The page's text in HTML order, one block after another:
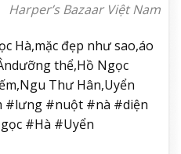
Harper’s Bazaar Việt Nam
Hà,mặc đẹp như sao,áo
thể,Hồ Ngọc
Thư Hân,Uyển
#lưng #nuột #nà #diện
#Hà #Uyển